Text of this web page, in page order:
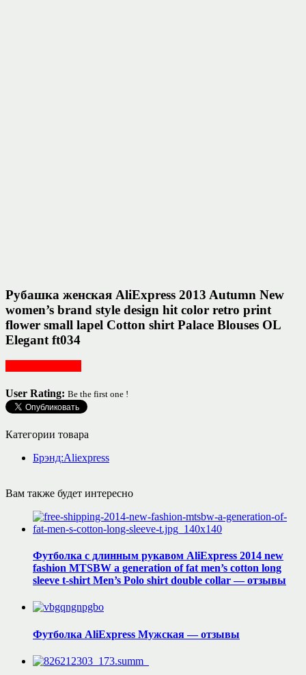
Рубашка женская AliExpress 2013 Autumn New
women’s brand style design hit color retro print
flower small lapel Cotton shirt Palace Blouses OL
Elegant ft034
User Rating: Be the first one !
Категории товара
Брэнд:Aliexpress
Вам также будет интересно
Футболка с длинным рукавом AliExpress 2014 new
fashion MTSBW a generation of fat men’s cotton long
sleeve t-shirt Men’s Polo shirt double collar — отзывы
Футболка AliExpress Мужская — отзывы